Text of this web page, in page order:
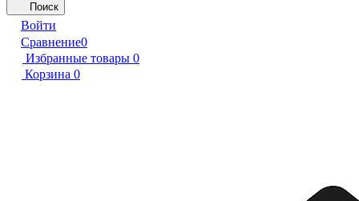
Поиск
Войти
Сравнение0
Избранные товары 0
Корзина 0